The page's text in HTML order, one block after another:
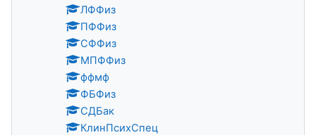
ЛФФиз
ПФФиз
СФФиз
МПФФиз
ффмф
ФБФиз
СДБак
КлинПсихСпец